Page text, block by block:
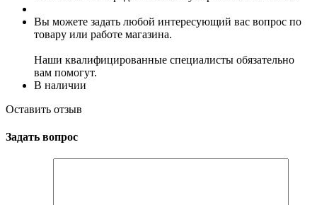
Вы можете задать любой интересующий вас вопрос по
товару или работе магазина.
Наши квалифицированные специалисты обязательно
вам помогут.
В наличии
Оставить отзыв
Задать вопрос